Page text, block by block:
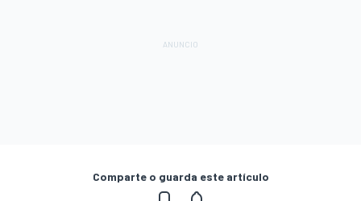
Comparte o guarda este artículo